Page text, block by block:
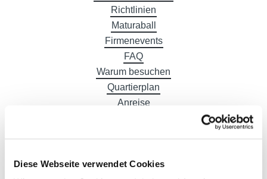
Diese Webseite verwendet Cookies
Richtlinien
Maturaball
Firmenevents
FAQ
Warum besuchen
Quartierplan
Anreise